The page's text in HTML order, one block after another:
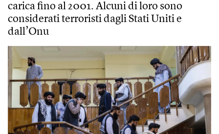
carica fino al 2001. Alcuni di loro sono
considerati terroristi dagli Stati Uniti e
dall’Onu